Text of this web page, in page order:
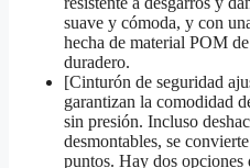
suave y cómoda, y con
hecha de material POM
duradero.
[Cinturón de seguridad
garantizan la comodidad
sin presión. Incluso
desmontables, se
puntos. Hay dos opciones